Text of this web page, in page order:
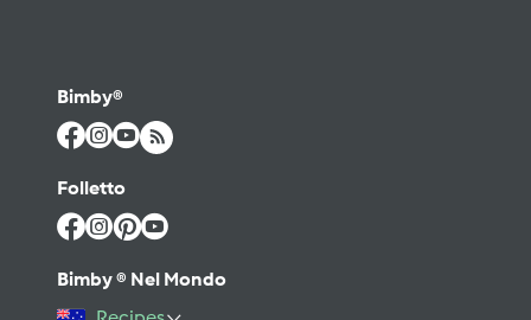
Bimby®
Folletto
Bimby ® Nel Mondo